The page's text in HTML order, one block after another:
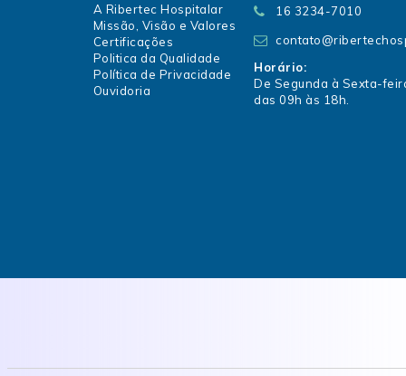
A Ribertec Hospitalar
Missão, Visão e Valores
Certificações
Politica da Qualidade
Política de Privacidade
Ouvidoria
16 3234-7010
Horário:
De Segunda à Sexta-
das 09h às 18h.